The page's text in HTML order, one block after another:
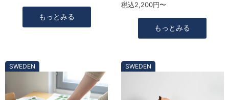
もっとみる
税込2,200円〜
もっとみる
SWEDEN SWEDEN